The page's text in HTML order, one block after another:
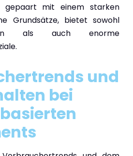
gepaart mit einem starken
Grundsätze, bietet sowohl
als auch enorme
und
bei